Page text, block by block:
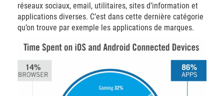
réseaux sociaux, email, utilitaires, sites d’information et
applications diverses. C’est dans cette dernière catégorie
qu’on trouve par exemple les applications de marques.